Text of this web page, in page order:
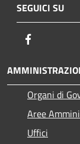
SEGUICI SU
Organi di
Aree
Uffici